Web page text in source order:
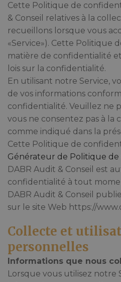
Cette Politique de
& Conseil relatives à la
recueillons lorsque vous
«Service»). Cette Politique
matière de confidentialité
lois sur la confidentialité.
En utilisant notre Service,
de vos informations
confidentialité. Veuillez ne
vous ne consentez pas à la
comme indiqué dans la
Cette Politique de
Générateur de Politique
DABR Audit & Conseil est
confidentialité à tout
DABR Audit & Conseil
sur le site Web https://
Collecte et
personnelles
Informations que nous
Lorsque vous utilisez notre